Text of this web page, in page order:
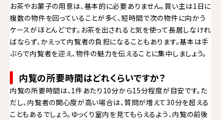
お茶やお菓子の用意は、基本的に必要ありません。買い主は1日に
複数の物件を回っていることが多く、短時間で次の物件に向かう
ケースがほとんどです。お茶を出されると気を使って長居しなけれ
ばならず、かえって内覧者の負担になることもあります。基本は手
ぶらで内覧者を迎え、物件の魅力を伝えることに集中しましょう。
内覧の所要時間はどれくらいですか？
内覧の所要時間は、1件あたり10分から15分程度が目安です。た
だし、内覧者の関心度が高い場合は、質問が増えて30分を超える
こともあるでしょう。ゆっくり室内を見てもらえるよう、内覧の前後